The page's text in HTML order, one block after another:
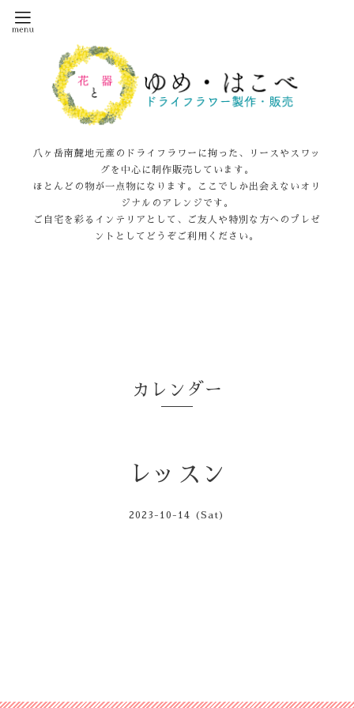
八ヶ岳南麓地元産のドライフラワーに拘った、リースやスワッ
グを中心に制作販売しています。
ほとんどの物が一点物になります。ここでしか出会えないオリ
ジナルのアレンジです。
ご自宅を彩るインテリアとして、ご友人や特別な方へのプレゼ
ントとしてどうぞご利用ください。
カレンダー
レッスン
2023-10-14 (Sat)